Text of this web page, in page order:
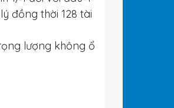
đồng thời 128 tài
lượng không ổ